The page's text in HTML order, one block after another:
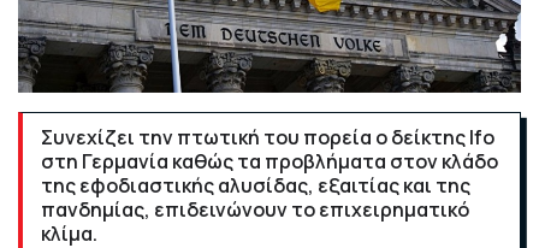
Συνεχίζει την πτωτική του πορεία ο δείκτης Ifo
στη Γερμανία καθώς τα προβλήματα στον κλάδο
της εφοδιαστικής αλυσίδας, εξαιτίας και της
πανδημίας, επιδεινώνουν το επιχειρηματικό
κλίμα.